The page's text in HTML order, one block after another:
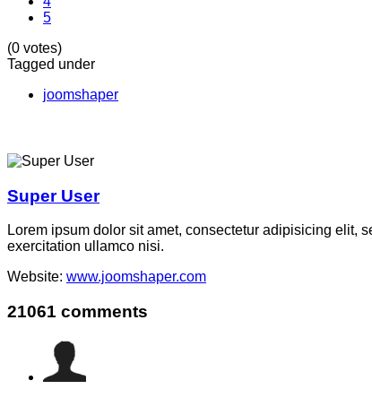
5
(0 votes)
Tagged under
joomshaper
Super User
Lorem ipsum dolor sit amet, consectetur adipisicing elit,
exercitation ullamco nisi.
Website: www.joomshaper.com
21061 comments